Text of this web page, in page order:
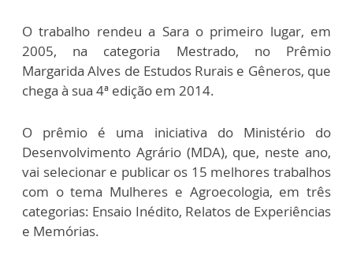
O trabalho rendeu a Sara o primeiro lugar, em
2005, na categoria Mestrado, no Prêmio
Margarida Alves de Estudos Rurais e Gêneros, que
chega à sua 4ª edição em 2014.
O prêmio é uma iniciativa do Ministério do
Desenvolvimento Agrário (MDA), que, neste ano,
vai selecionar e publicar os 15 melhores trabalhos
com o tema Mulheres e Agroecologia, em três
categorias: Ensaio Inédito, Relatos de Experiências
e Memórias.